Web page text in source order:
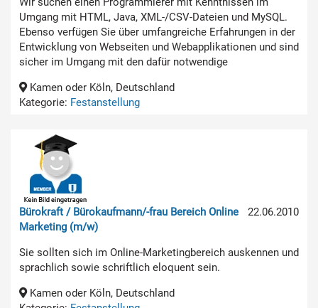
Umgang mit HTML, Java, XML-/CSV-Dateien und MySQL.
Ebenso verfügen Sie über umfangreiche Erfahrungen in der
Entwicklung von Webseiten und Webapplikationen und sind
sicher im Umgang mit den dafür notwendige
Kamen oder Köln, Deutschland
Kategorie: Festanstellung
22.06.2010
Bürokraft / Bürokaufmann/-frau Bereich Online
Marketing (m/w)
Sie sollten sich im Online-Marketingbereich auskennen und
sprachlich sowie schriftlich eloquent sein.
Kamen oder Köln, Deutschland